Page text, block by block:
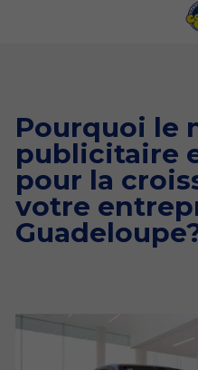
Pourquoi le
publicitaire
pour la
votre